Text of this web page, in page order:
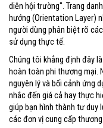
diễn hội trường". Trang
hướng (Orientation Layer)
người dùng phân biệt rõ
sử dụng thực tế.
Chúng tôi khẳng định đây
hoàn toàn phi thương mại.
nguyên lý và bối cảnh ứng
nhắc đến giá cả hay thực
giúp bạn hình thành tư duy
các đơn vị cung cấp